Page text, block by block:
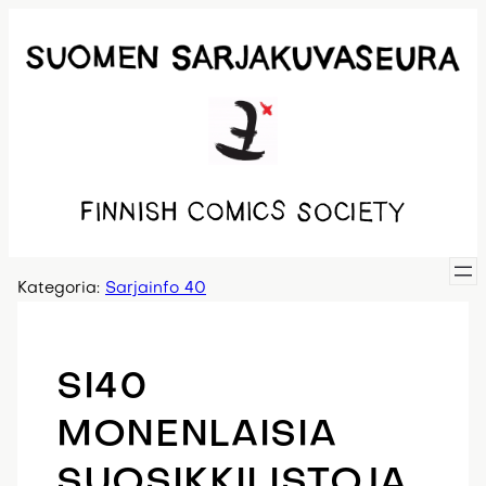
sisältöön
Kategoria: Sarjainfo 40
SI40
MONENLAISIA